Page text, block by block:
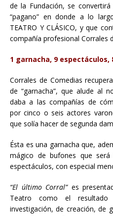
de la Fundación, se
“pagano” en donde a lo
TEATRO Y CLÁSICO, y que
compañía profesional Corrales
1 garnacha, 9 espectáculos,
Corrales de Comedias
de “garnacha”, que alude al
daba a las compañías de
por cinco o seis actores
que solía hacer de segunda
Ésta es una garnacha que,
mágico de bufones que
espectáculos, con especial
“El último Corral”es
Teatro como el
investigación, de creación, de